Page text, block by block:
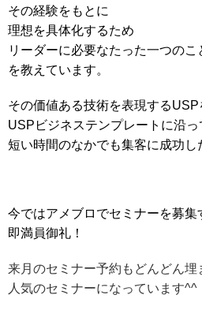
その経験をもとに
理想を具体化するため
リーダーに必要なたった一つのこ
を教えています。
その価値ある技術を表現するUSP
USPビジネステンプレートに沿っ
短い時間のなかでも集客に成功し
今ではアメブロでセミナーを募集
即満員御礼！
来月のセミナー予約もどんどん埋
人気のセミナーになっています^^